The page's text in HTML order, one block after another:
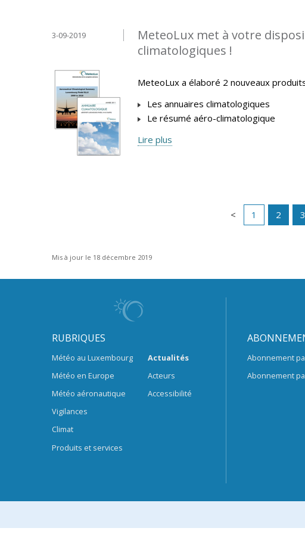
MeteoLux met à votre
climatologiques !
3-09-2019
MeteoLux a élaboré 2 nouveaux
Les annuaires climatologiques
Le résumé aéro-climatologique
Lire plus
1 2 3
Mis à jour le 18 décembre 2019
RUBRIQUES
Météo au Luxembourg
Météo en Europe
Météo aéronautique
Vigilances
Climat
Produits et services
Actualités
Acteurs
Accessibilité
Abonnement
Abonnement